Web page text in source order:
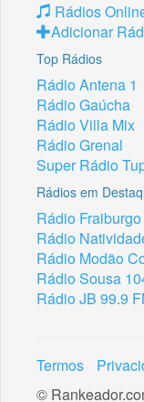
Rádios
Adicionar
Top Rádios
Rádio Antena 1
Rádio Gaúcha
Rádio Villa Mix
Rádio Grenal
Super Rádio
Rádios em
Rádio Fraiburgo
Rádio
Rádio Modão
Rádio Sousa
Rádio JB 99.9
Termos
©